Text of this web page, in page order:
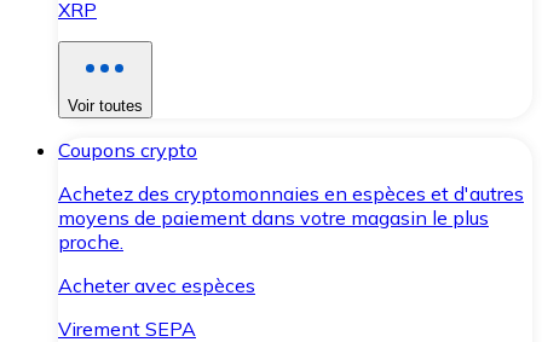
XRP
Voir toutes
Coupons crypto
Achetez des cryptomonnaies en espèces et d'autres
moyens de paiement dans votre magasin le plus
proche.
Acheter avec espèces
Virement SEPA